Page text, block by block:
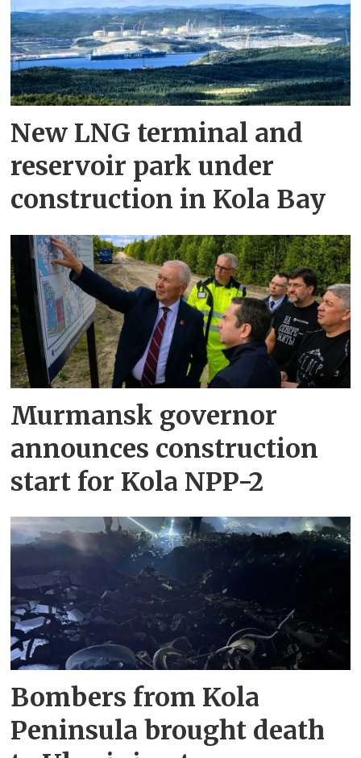
New LNG terminal and
reservoir park under
construction in Kola Bay
Murmansk governor
announces construction
start for Kola NPP-2
Bombers from Kola
Peninsula brought death